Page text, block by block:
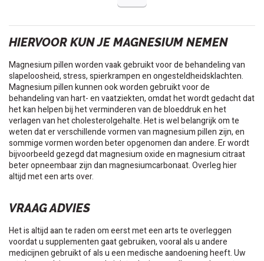
HIERVOOR KUN JE MAGNESIUM NEMEN
Magnesium pillen worden vaak gebruikt voor de behandeling van
slapeloosheid, stress, spierkrampen en ongesteldheidsklachten.
Magnesium pillen kunnen ook worden gebruikt voor de
behandeling van hart- en vaatziekten, omdat het wordt gedacht dat
het kan helpen bij het verminderen van de bloeddruk en het
verlagen van het cholesterolgehalte. Het is wel belangrijk om te
weten dat er verschillende vormen van magnesium pillen zijn, en
sommige vormen worden beter opgenomen dan andere. Er wordt
bijvoorbeeld gezegd dat magnesium oxide en magnesium citraat
beter opneembaar zijn dan magnesiumcarbonaat. Overleg hier
altijd met een arts over.
VRAAG ADVIES
Het is altijd aan te raden om eerst met een arts te overleggen
voordat u supplementen gaat gebruiken, vooral als u andere
medicijnen gebruikt of als u een medische aandoening heeft. Uw